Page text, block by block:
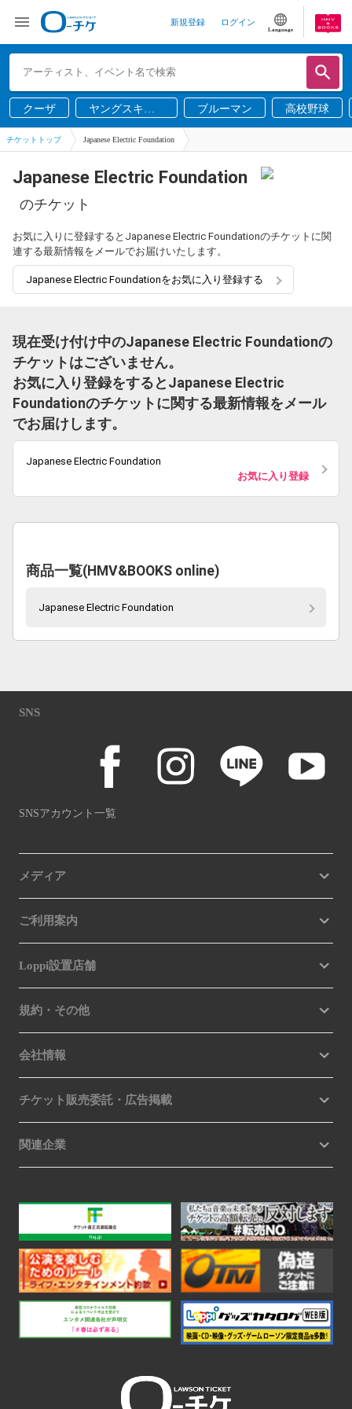
新規登録 ログイン
Language
クーザ
ヤングスキニ
ー
ブルーマン 高校野球
チケットトップ Japanese Electric Foundation
Japanese Electric Foundation
のチケット
お気に入りに登録するとJapanese Electric Foundationのチケットに関
連する最新情報をメールでお届けいたします。
Japanese Electric Foundationをお気に入り登録する
現在受け付け中のJapanese Electric Foundationの
チケットはございません。
お気に入り登録をするとJapanese Electric
Foundationのチケットに関する最新情報をメール
でお届けします。
Japanese Electric Foundation
お気に入り登録
商品一覧(HMV&BOOKS online)
Japanese Electric Foundation
SNS
SNSアカウント一覧
メディア
ご利用案内
Loppi設置店舗
規約・その他
会社情報
チケット販売委託・広告掲載
関連企業